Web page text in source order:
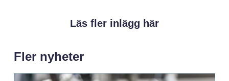
Läs fler inlägg här
Fler nyheter